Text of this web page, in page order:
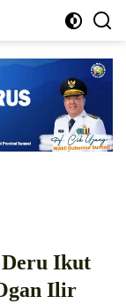
Ikut
Ilir